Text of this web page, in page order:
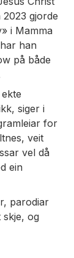
gjorde
i Mamma
han
på både
, siger i
for
veit
vel då
ein
parodiar
og